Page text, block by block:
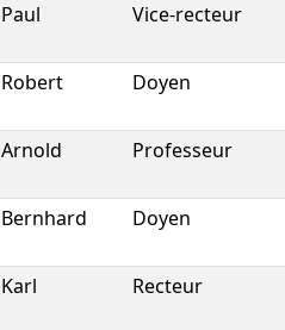
Paul Vice-recteur
Robert Doyen
Arnold Professeur
Bernhard Doyen
Karl Recteur